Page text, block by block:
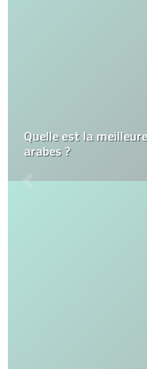
Quelle est la
arabes ?